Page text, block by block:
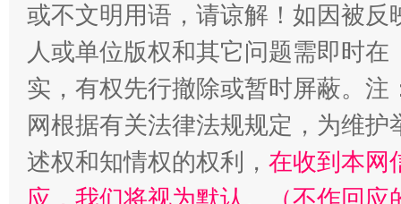
或不文明用语，请谅解！如因被
人或单位版权和其它问题需即时在
实，有权先行撤除或暂时屏蔽。
网根据有关法律法规规定，为维
述权和知情权的权利， 在收到本网
应，我们将视为默认。（不作回应